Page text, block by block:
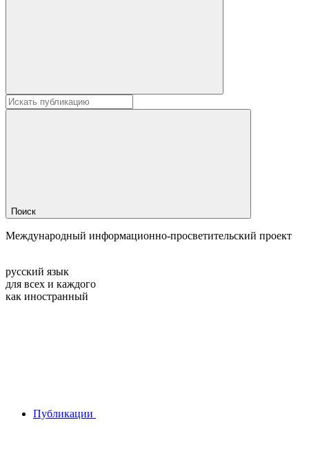
Поиск
Международный информационно-просветительский проект
русский язык
для всех и каждого
как иностранный
Публикации